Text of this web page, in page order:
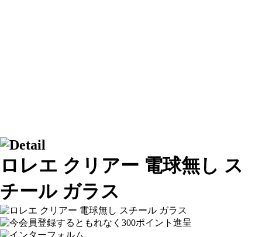
ロレエ クリアー 電球無し ス
チール ガラス